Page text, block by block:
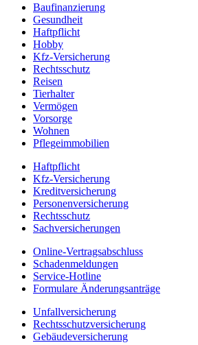
Baufinanzierung
Gesundheit
Haftpflicht
Hobby
Kfz-Versicherung
Rechtsschutz
Reisen
Tierhalter
Vermögen
Vorsorge
Wohnen
Pflegeimmobilien
Haftpflicht
Kfz-Versicherung
Kreditversicherung
Personenversicherung
Rechtsschutz
Sachversicherungen
Online-Vertragsabschluss
Schadenmeldungen
Service-Hotline
Formulare Änderungsanträge
Unfallversicherung
Rechtsschutzversicherung
Gebäudeversicherung